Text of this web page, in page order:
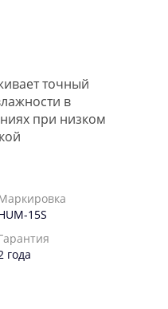
точный
в
при низком
15S
года